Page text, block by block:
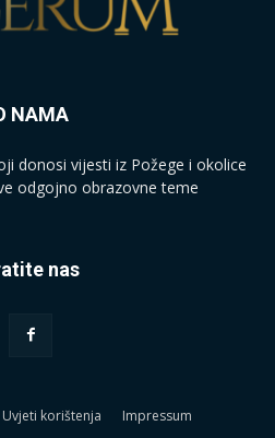
NAMA
donosi vijesti iz Požege i okolice
odgojno obrazovne teme
nas
Uvjeti korištenja Impressum